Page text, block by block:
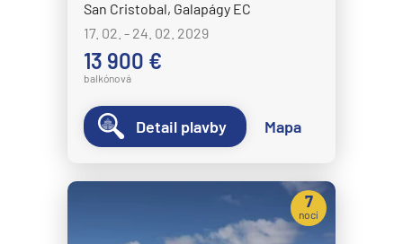
Celestyal Discovery
Celestyal Journey
Costa Cruises
Costa Deliziosa
Costa Diadema
San Cristobal, Galapágy EC
17. 02. - 24. 02. 2029
13 900 €
balkónová
Detail plavby Mapa
7
nocí